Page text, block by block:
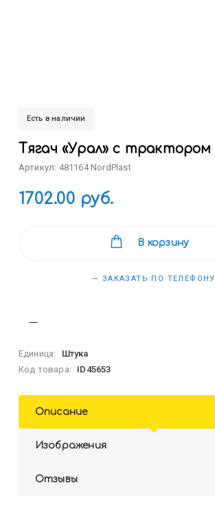
Есть в наличии
Тягач «Урал» с трактором
Артикул: 481164 NordPlast
1702.00 руб.
В корзину
— ЗАКАЗАТЬ ПО ТЕЛЕФОНУ
Единица:
Штука
Код товара:
ID45653
Описание
Изображения
Отзывы